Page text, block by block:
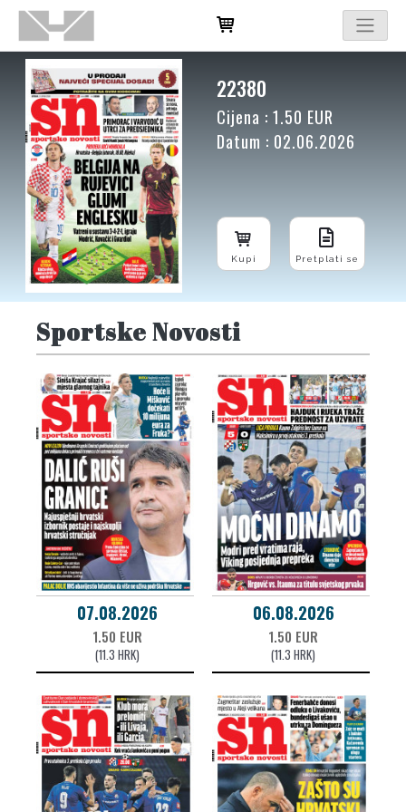
22380
Cijena : 1.50 EUR
Datum : 02.06.2026
Kupi Pretplati se
Sportske Novosti
07.08.2026
1.50 EUR
(11.3 HRK)
06.08.2026
1.50 EUR
(11.3 HRK)